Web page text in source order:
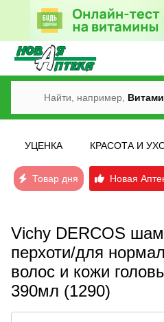
Найти, например,
УЦЕНКА КРАСОТА И
Товар дня Новая
Vichy DERCOS
перхоти/для
волос и кожи
390мл (1290)